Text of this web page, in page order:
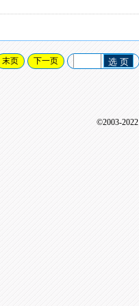
末页 下一页 选 页
©2003-2022